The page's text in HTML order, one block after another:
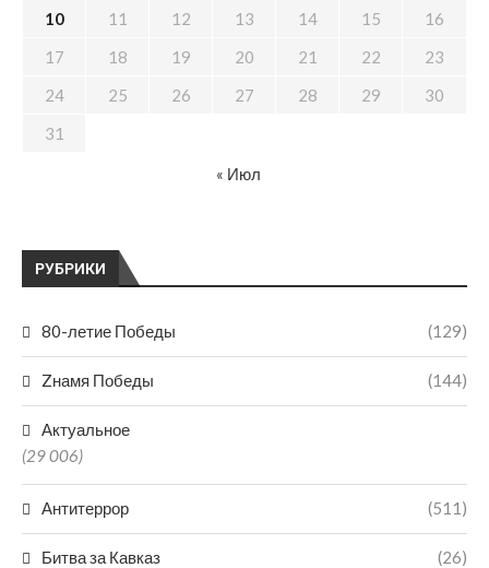
РУБРИКИ
80-летие Победы (129)
Zнамя Победы (144)
Актуальное
(29 006)
Антитеррор (511)
Битва за Кавказ (26)
10
11 12 13 14 15
16
17
18 19 20 21 22
23
24
25 26 27 28 29
30
31
« Июл